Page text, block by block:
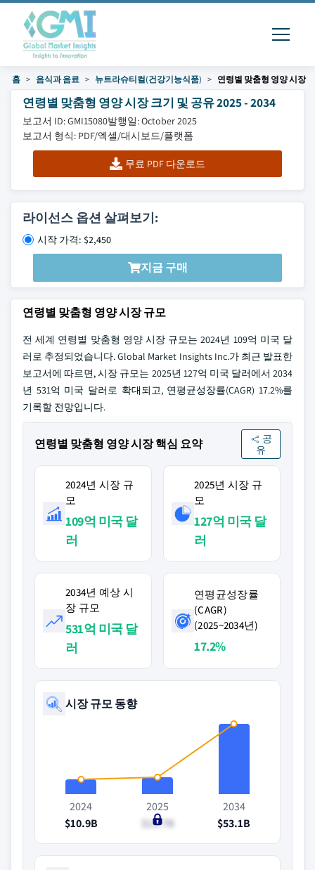
홈 음식과 음료 뉴트라슈티컬(건강기능식품) 연령별 맞춤형 영양 시장
연령별 맞춤형 영양 시장 크기 및 공유 2025 - 2034
보고서 ID: GMI15080발행일: October 2025
보고서 형식: PDF/엑셀/대시보드/플랫폼
무료 PDF 다운로드
라이선스 옵션 살펴보기:
시작 가격: $2,450
지금 구매
연령별 맞춤형 영양 시장 규모
전 세계 연령별 맞춤형 영양 시장 규모는 2024년 109억 미국 달
러로 추정되었습니다. Global Market Insights Inc.가 최근 발표한
보고서에 따르면, 시장 규모는 2025년 127억 미국 달러에서 2034
년 531억 미국 달러로 확대되고, 연평균성장률(CAGR) 17.2%를
기록할 전망입니다.
연령별 맞춤형 영양 시장 핵심 요약
공
유
2024년 시장 규
모
109억 미국 달
러
2025년 시장 규
모
127억 미국 달
러
2034년 예상 시
장 규모
531억 미국 달
러
연평균성장률
(CAGR)
(2025~2034년)
17.2%
시장 규모 동향
2024
$10.9B
2025
$12.7B
2034
$53.1B